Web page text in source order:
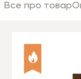
Все про товар